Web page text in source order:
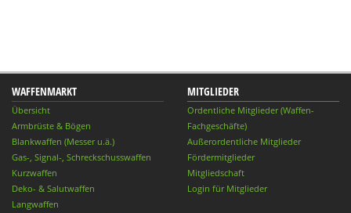
WAFFENMARKT
Übersicht
Armbrüste & Bögen
Blankwaffen (Messer u.ä.)
Gas-, Signal-, Schreckschusswaffen
Kurzwaffen
Deko- & Salutwaffen
Langwaffen
MITGLIEDER
Ordentliche Mitglieder (Waffen-
Fachgeschäfte)
Außerordentliche Mitglieder
Fördermitglieder
Mitgliedschaft
Login für Mitglieder